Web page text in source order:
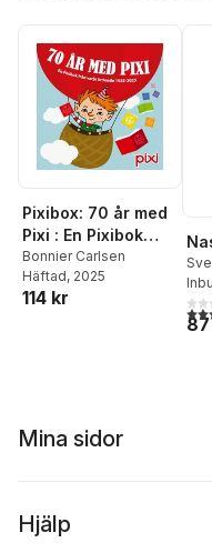
Pixibox: 70 år med
Pixi : En Pixibok
från varje årtionde
1955-2025
Bonnier Carlsen
Häftad, 2025
114 kr
4,8
Mina sidor
Hjälp